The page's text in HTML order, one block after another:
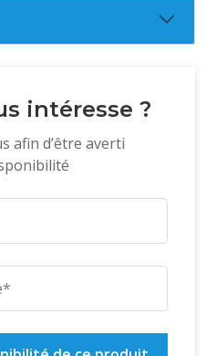
intéresse ?
afin d’être averti